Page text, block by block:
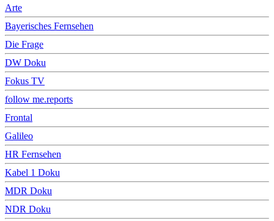
Arte
Bayerisches Fernsehen
Die Frage
DW Doku
Fokus TV
follow me.reports
Frontal
Galileo
HR Fernsehen
Kabel 1 Doku
MDR Doku
NDR Doku